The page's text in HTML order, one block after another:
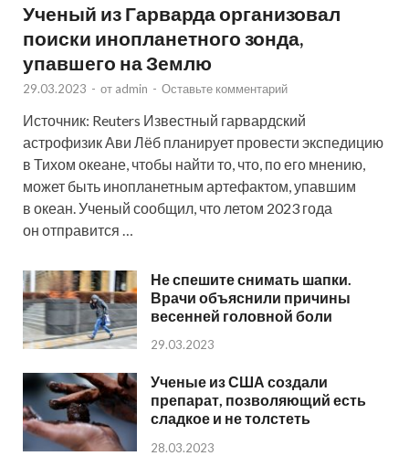
Ученый из Гарварда организовал
поиски инопланетного зонда,
упавшего на Землю
29.03.2023 - от admin - Оставьте комментарий
Источник: Reuters Известный гарвардский
астрофизик Ави Лёб планирует провести экспедицию
в Тихом океане, чтобы найти то, что, по его мнению,
может быть инопланетным артефактом, упавшим
в океан. Ученый сообщил, что летом 2023 года
он отправится …
Не спешите снимать шапки.
Врачи объяснили причины
весенней головной боли
29.03.2023
Ученые из США создали
препарат, позволяющий есть
сладкое и не толстеть
28.03.2023